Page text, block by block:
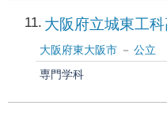
11 大阪府立城東工
大阪府東大阪市
公立
専門学科